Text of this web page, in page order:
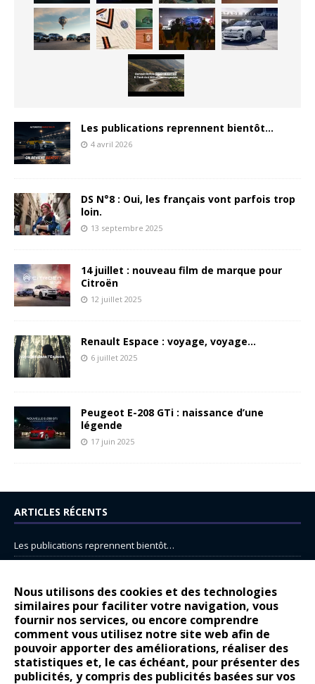
Nous utilisons des cookies et des technologies
similaires pour faciliter votre navigation, vous
fournir nos services, ou encore comprendre
comment vous utilisez notre site web afin de
pouvoir apporter des améliorations, réaliser des
statistiques et, le cas échéant, pour présenter des
publicités, y compris des publicités basées sur vos
Les publications reprennent bientôt…
4 avril 2026
DS N°8 : Oui, les français vont parfois trop
loin.
13 septembre 2025
14 juillet : nouveau film de marque pour
Citroën
12 juillet 2025
Renault Espace : voyage, voyage…
6 juillet 2025
Peugeot E-208 GTi : naissance d’une
légende
17 juin 2025
ARTICLES RÉCENTS
Les publications reprennent bientôt…
14 juillet : nouveau film de marque pour Citroën
Renault Espace : voyage, voyage…
Peugeot E-208 GTi : naissance d’une légende
COMMENTAIRES RÉCENTS